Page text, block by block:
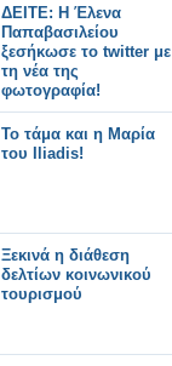
ΔΕΙΤΕ: Η Έλενα
Παπαβασιλείου
ξεσήκωσε το twitter με
τη νέα της
φωτογραφία!
To τάμα και η Μαρία
του Ιliadis!
Ξεκινά η διάθεση
δελτίων κοινωνικού
τουρισμού